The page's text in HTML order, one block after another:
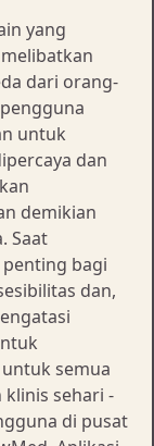
yang
dari orang-
untuk
dan
demikian
Saat
bagi
dan,
semua
sehari -
di pusat